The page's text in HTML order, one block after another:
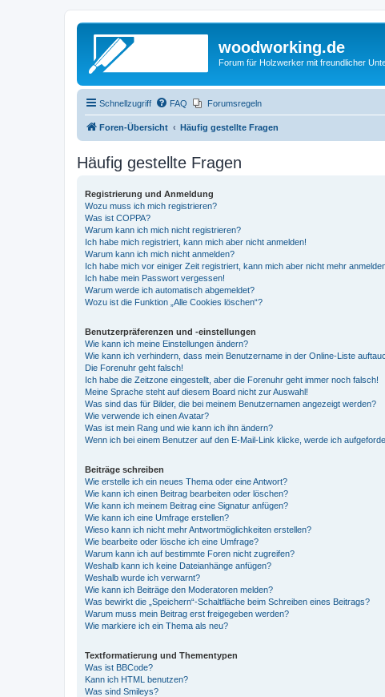
woodworking.de
Forum für Holzwerker mit freundlicher
Schnellzugriff FAQ Forumsregeln
Foren-Übersicht Häufig gestellte Fragen
Häufig gestellte Fragen
Registrierung und Anmeldung
Wozu muss ich mich registrieren?
Was ist COPPA?
Warum kann ich mich nicht registrieren?
Ich habe mich registriert, kann mich aber nicht anmelden!
Warum kann ich mich nicht anmelden?
Ich habe mich vor einiger Zeit registriert, kann mich aber nicht mehr
Ich habe mein Passwort vergessen!
Warum werde ich automatisch abgemeldet?
Wozu ist die Funktion „Alle Cookies löschen“?
Benutzerpräferenzen und -einstellungen
Wie kann ich meine Einstellungen ändern?
Wie kann ich verhindern, dass mein Benutzername in der Online-Liste
Die Forenuhr geht falsch!
Ich habe die Zeitzone eingestellt, aber die Forenuhr geht immer noch falsch!
Meine Sprache steht auf diesem Board nicht zur Auswahl!
Was sind das für Bilder, die bei meinem Benutzernamen angezeigt werden?
Wie verwende ich einen Avatar?
Was ist mein Rang und wie kann ich ihn ändern?
Wenn ich bei einem Benutzer auf den E-Mail-Link klicke, werde ich
Beiträge schreiben
Wie erstelle ich ein neues Thema oder eine Antwort?
Wie kann ich einen Beitrag bearbeiten oder löschen?
Wie kann ich meinem Beitrag eine Signatur anfügen?
Wie kann ich eine Umfrage erstellen?
Wieso kann ich nicht mehr Antwortmöglichkeiten erstellen?
Wie bearbeite oder lösche ich eine Umfrage?
Warum kann ich auf bestimmte Foren nicht zugreifen?
Weshalb kann ich keine Dateianhänge anfügen?
Weshalb wurde ich verwarnt?
Wie kann ich Beiträge den Moderatoren melden?
Was bewirkt die „Speichern“-Schaltfläche beim Schreiben eines Beitrags?
Warum muss mein Beitrag erst freigegeben werden?
Wie markiere ich ein Thema als neu?
Textformatierung und Thementypen
Was ist BBCode?
Kann ich HTML benutzen?
Was sind Smileys?